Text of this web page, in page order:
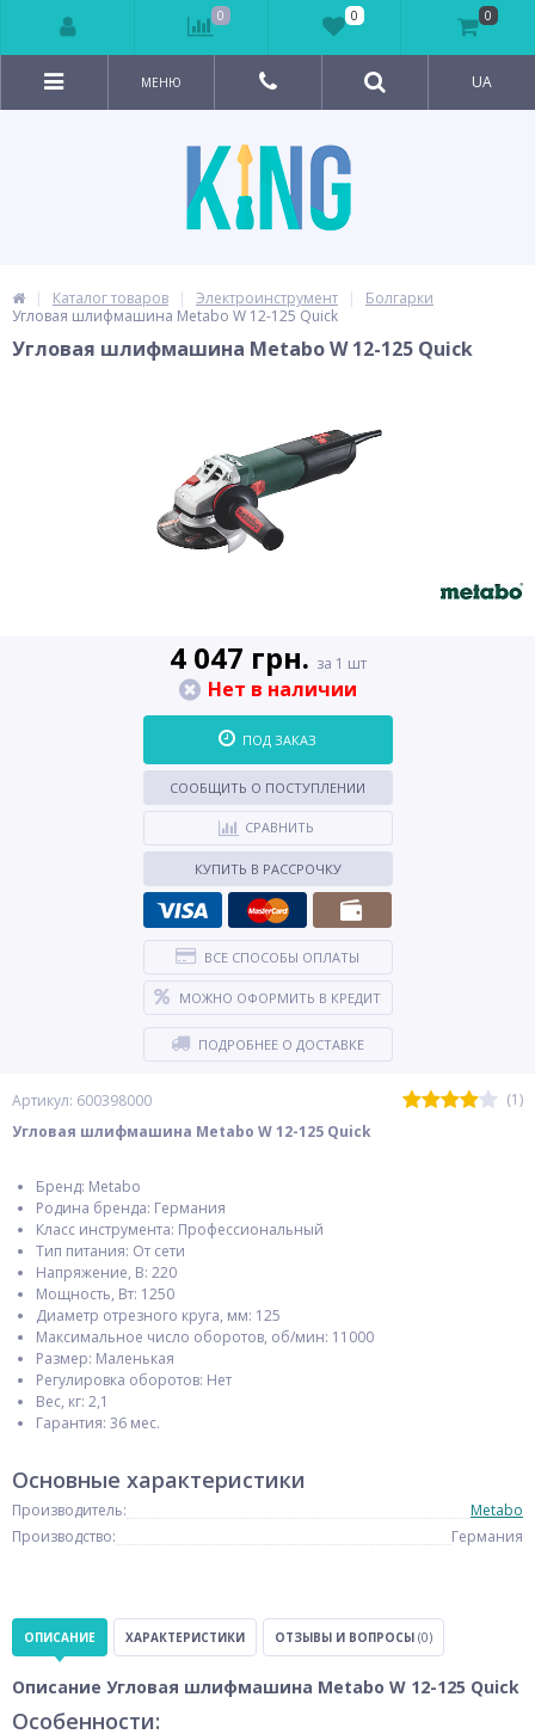
МЕНЮ UA
Каталог товаров Электроинструмент
Болгарки
Угловая шлифмашина Metabo W 12-125 Quick
Угловая шлифмашина Metabo W 12-125 Quick
Артикул: 600398000
(1)
Угловая шлифмашина Metabo W 12-125 Quick
Бренд: Metabo
Родина бренда: Германия
Класс инструмента: Профессиональный
Тип питания: От сети
Напряжение, В: 220
Мощность, Вт: 1250
Диаметр отрезного круга, мм: 125
Максимальное число оборотов, об/мин: 11000
Размер: Маленькая
Регулировка оборотов: Нет
Вес, кг: 2,1
Гарантия: 36 мес.
4 047 грн. за 1 шт
Нет в наличии
ПОД ЗАКАЗ
СООБЩИТЬ О ПОСТУПЛЕНИИ
СРАВНИТЬ
КУПИТЬ В РАССРОЧКУ
ВСЕ СПОСОБЫ ОПЛАТЫ
МОЖНО ОФОРМИТЬ В КРЕДИТ
ПОДРОБНЕЕ О ДОСТАВКЕ
Основные характеристики
Производитель:
Metabo
Производство:
Германия
ОПИСАНИЕ ХАРАКТЕРИСТИКИ ОТЗЫВЫ И ВОПРОСЫ (0)
Описание Угловая шлифмашина Metabo W 12-125 Quick
Особенности:
0 0 0